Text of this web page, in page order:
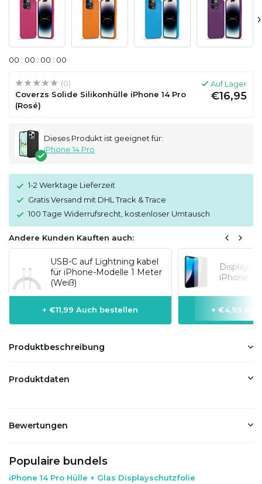
›
00 : 00 : 00 : 00
(0)
Coverzs Solide Silikonhülle iPhone 14 Pro
(Rosé)
Auf Lager
€16,95
Dieses Produkt ist geeignet für:
iPhone 14 Pro
1-2 Werktage Lieferzeit
Gratis Versand mit DHL Track & Trace
100 Tage Widerrufsrecht, kostenloser Umtausch
Andere Kunden Kauften auch:
USB-C auf Lightning kabel
für iPhone-Modelle 1 Meter
(Weiß)
+ €11,99 Auch bestellen
iPhone 14
+ €4,99
Produktbeschreibung
Produktdaten
Bewertungen
Populaire bundels
iPhone 14 Pro Hülle + Glas Displayschutzfolie